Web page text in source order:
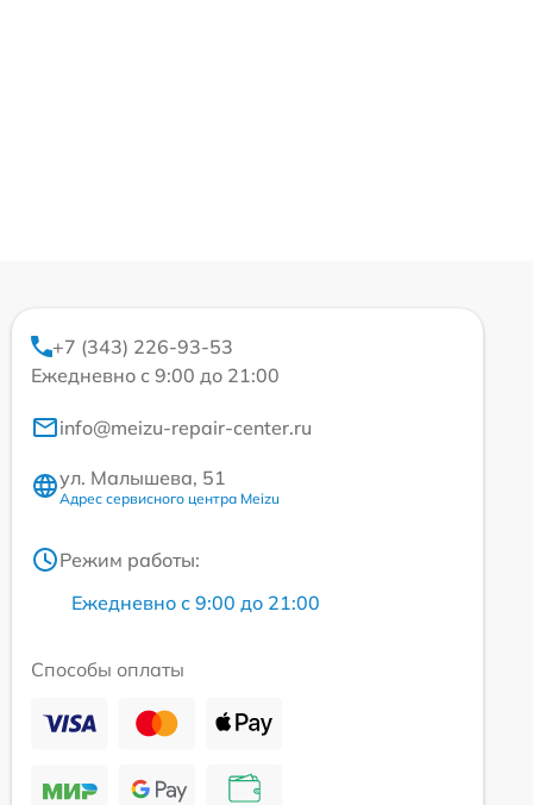
+7 (343) 226-93-53
Ежедневно с 9:00 до 21:00
info@meizu-repair-center.ru
ул. Малышева, 51
Адрес сервисного центра Meizu
Режим работы:
Ежедневно с 9:00 до 21:00
Способы оплаты